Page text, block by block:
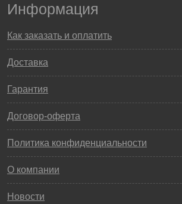
Информация
Как заказать и оплатить
Доставка
Гарантия
Договор-оферта
Политика конфиденциальности
О компании
Новости